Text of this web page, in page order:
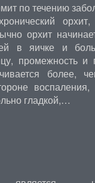
по течению
орхит
в яичке и
промежность
более,
гладкой,…